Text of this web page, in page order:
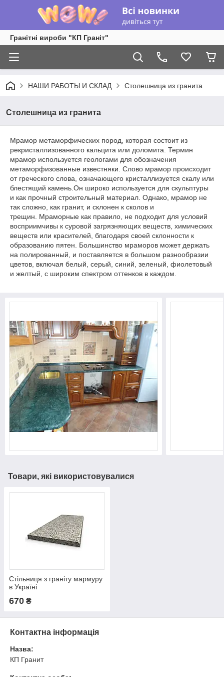
Гранітні вироби "КП Граніт"
НАШИ РАБОТЫ И СКЛАД Столешница из гранита
Столешница из гранита
Мрамор метаморфических пород, которая состоит из
рекристаллизованного кальцита или доломита. Термин
мрамор используется геологами для обозначения
метаморфизованные известняки. Слово мрамор происходит
от греческого слова, означающего кристаллизуется скалу или
блестящий камень.Он широко используется для скульптуры
и как прочный строительный материал. Однако, мрамор не
так сложно, как гранит, и склонен к сколов и
трещин. Мраморные как правило, не подходит для условий
восприимчивы к суровой загрязняющих веществ, химических
веществ или красителей, благодаря своей склонности к
образованию пятен. Большинство мраморов может держать
на полированный, и поставляется в большом разнообразии
цветов, включая белый, серый, синий, зеленый, фиолетовый
и желтый, с широким спектром оттенков в каждом.
Товари, які використовувалися
Стільниця з граніту мармуру
в Україні
670 ₴
Контактна інформація
Назва:
КП Гранит